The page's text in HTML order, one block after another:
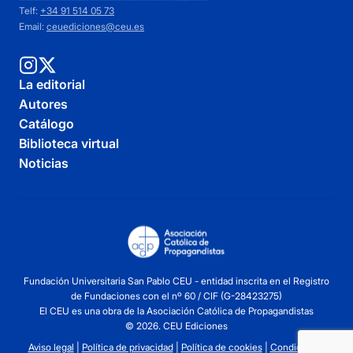
Telf: +34 91 514 05 73
Email: ceuediciones@ceu.es
La editorial
Autores
Catálogo
Biblioteca virtual
Noticias
Fundación Universitaria San Pablo CEU - entidad inscrita en el Registro
de Fundaciones con el nº 60 / CIF (G-28423275)
El CEU es una obra de la Asociación Católica de Propagandistas
© 2026. CEU Ediciones
Aviso legal
Política de privacidad| Política de cookies| Condiciones